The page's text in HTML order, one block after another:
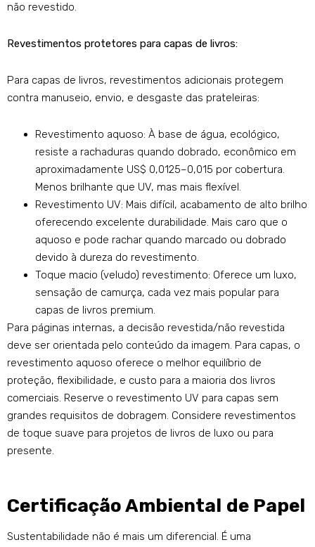
não revestido.
Revestimentos protetores para capas de livros:
Para capas de livros, revestimentos adicionais protegem
contra manuseio, envio, e desgaste das prateleiras:
Revestimento aquoso: À base de água, ecológico,
resiste a rachaduras quando dobrado, econômico em
aproximadamente US$ 0,0125–0,015 por cobertura.
Menos brilhante que UV, mas mais flexível.
Revestimento UV: Mais difícil, acabamento de alto brilho
oferecendo excelente durabilidade. Mais caro que o
aquoso e pode rachar quando marcado ou dobrado
devido à dureza do revestimento.
Toque macio (veludo) revestimento: Oferece um luxo,
sensação de camurça, cada vez mais popular para
capas de livros premium.
Para páginas internas, a decisão revestida/não revestida
deve ser orientada pelo conteúdo da imagem. Para capas, o
revestimento aquoso oferece o melhor equilíbrio de
proteção, flexibilidade, e custo para a maioria dos livros
comerciais. Reserve o revestimento UV para capas sem
grandes requisitos de dobragem. Considere revestimentos
de toque suave para projetos de livros de luxo ou para
presente.
Certificação Ambiental de Papel
Sustentabilidade não é mais um diferencial. É uma